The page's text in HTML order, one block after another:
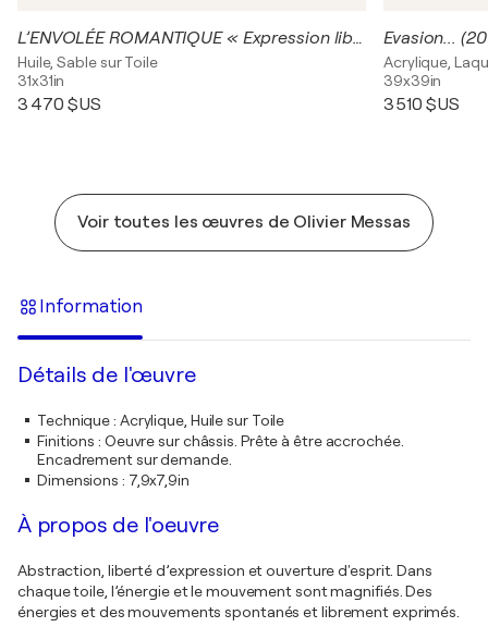
L’ENVOLÉE ROMANTIQUE « Expression libre 2019 »
Huile, Sable sur Toile
31x31in
3 470 $US
Evasion...
Acrylique,
39x39in
3 510 $US
Voir toutes les œuvres de Olivier Messas
Information
Détails de l'œuvre
Technique: Acrylique, Huile sur Toile
Finitions : Oeuvre sur châssis. Prête à être accrochée.
Encadrement sur demande.
Dimensions : 7,9x7,9in
À propos de l'oeuvre
Abstraction, liberté d’expression et ouverture d'esprit. Dans
chaque toile, l’énergie et le mouvement sont magnifiés. Des
énergies et des mouvements spontanés et librement exprimés.